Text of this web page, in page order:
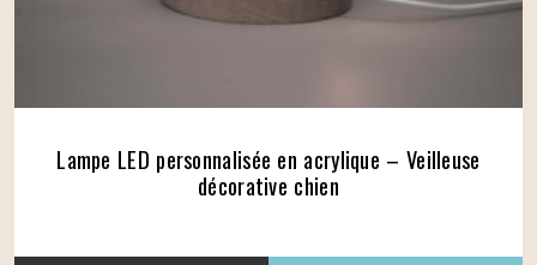
Lampe LED personnalisée en acrylique – Veilleuse
décorative chien